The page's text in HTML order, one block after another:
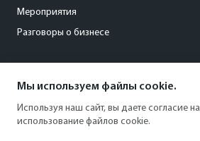
Мероприятия
Разговоры о бизнесе
+7 (495) 797-69-70
Мы используем файлы cookie.
Используя наш сайт, вы даете согласие на
использование файлов cookie.